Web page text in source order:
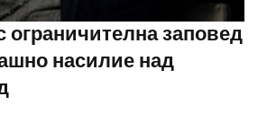
заповед
насилие над